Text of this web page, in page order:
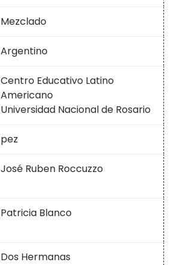
Mezclado
Argentino
Centro Educativo Latino
Americano
Universidad Nacional de Rosario
pez
José Ruben Roccuzzo
Patricia Blanco
Dos Hermanas